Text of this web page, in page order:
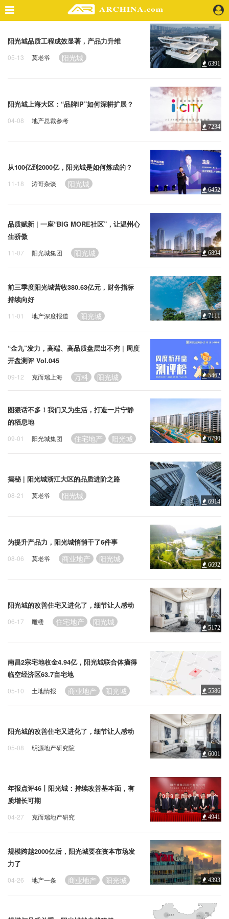
精选案例
建 筑
头条资讯
人 物
地 产
企业招聘
广告投放
阳光城品质工程成效显著，产品力升维
05-13 莫老爷 阳光城
6391
阳光城上海大区：“品牌IP”如何深耕扩展？
04-08 地产总裁参考
7234
从100亿到2000亿，阳光城是如何炼成的？
11-18 涛哥杂谈 阳光城
6452
品质赋新 | 一座“BIG MORE社区”，让温州心
生骄傲
11-07 阳光城集团 阳光城 6894
前三季度阳光城营收380.63亿元，财务指标
持续向好
11-01 地产深度报道 阳光城 7111
“金九”发力，高端、高品质盘层出不穷 | 周度
开盘测评 Vol.045
09-12 克而瑞上海 万科 阳光城 5462
图狠话不多！我们又为生活，打造一片宁静
的栖息地
09-01 阳光城集团 住宅地产 阳光城 6790
揭秘 | 阳光城浙江大区的品质进阶之路
08-21 莫老爷 阳光城
6914
为提升产品力，阳光城悄悄干了6件事
08-06 莫老爷 商业地产 阳光城
6692
阳光城的改善住宅又进化了，细节让人感动
06-17 雕楼 住宅地产 阳光城
5172
南昌2宗宅地收金4.94亿，阳光城联合体摘得
临空经济区63.7亩宅地
05-10 土地情报 商业地产 阳光城 5586
阳光城的改善住宅又进化了，细节让人感动
05-08 明源地产研究院
6001
年报点评46丨阳光城：持续改善基本面，有
质增长可期
04-27 克而瑞地产研究 4941
规模跨越2000亿后，阳光城要在资本市场发
力了
04-26 地产一条 商业地产 阳光城 4393